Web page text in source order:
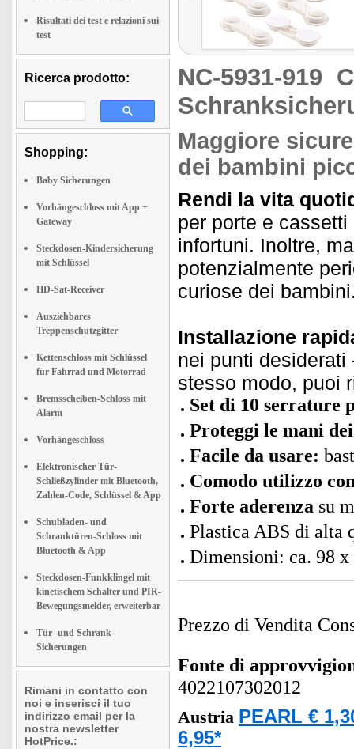
Risultati dei test e relazioni sui
test
Ricerca prodotto:
Shopping:
Baby Sicherungen
Vorhängeschloss mit App +
Gateway
Steckdosen-Kindersicherung
mit Schlüssel
HD-Sat-Receiver
Ausziehbares
Treppenschutzgitter
Kettenschloss mit Schlüssel
für Fahrrad und Motorrad
Bremsscheiben-Schloss mit
Alarm
Vorhängeschloss
Elektronischer Tür-
Schließzylinder mit Bluetooth,
Zahlen-Code, Schlüssel & App
Schubladen- und
Schranktüren-Schloss mit
Bluetooth & App
Steckdosen-Funkklingel mit
kinetischem Schalter und PIR-
Bewegungsmelder, erweiterbar
Tür- und Schrank-
Sicherungen
Rimani in contatto con
noi e inserisci il tuo
indirizzo email per la
nostra newsletter
HotPrice.:
NC-5931-919
Maggiore
dei bambini
Rendi la vita
per porte e
infortuni. Inoltre,
potenzialmente
curiose dei
Installazione
nei punti
stesso modo, puoi
Set di 10 serrature
Proteggi le mani
Facile da usare:
Comodo utilizzo
Forte aderenza su
Plastica ABS di alta
Dimensioni: ca. 98 x
Prezzo di Vendita
Fonte di
4022107302012
Austria PEARL €
6,95*